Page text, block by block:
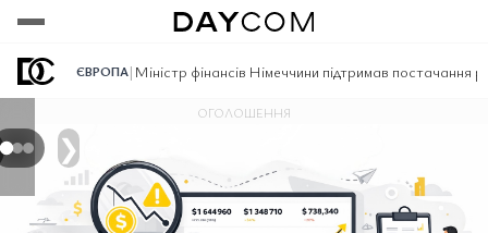
ЄВРОПА| Міністр фінансів Німеччини підтримав постачання
Переглянути
Переглянути
Переглянути
❯
ОГОЛОШЕННЯ